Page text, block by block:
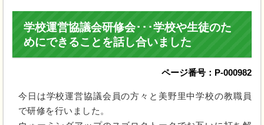
学校運営協議会研修会･･･学校や生徒のた
めにできることを話し合いました
ページ番号：P-000982
今日は学校運営協議会員の方々と美野里中学校の教職員
で研修を行いました。